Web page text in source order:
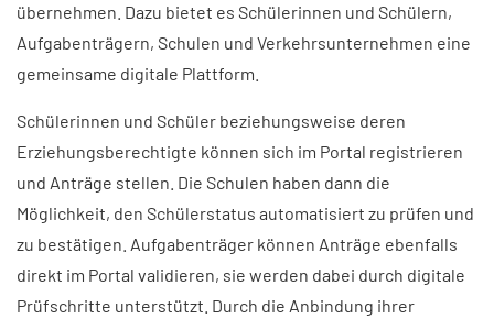
übernehmen. Dazu bietet es Schülerinnen und Schülern,
Aufgabenträgern, Schulen und Verkehrsunternehmen eine
gemeinsame digitale Plattform.
Schülerinnen und Schüler beziehungsweise deren
Erziehungsberechtigte können sich im Portal registrieren
und Anträge stellen. Die Schulen haben dann die
Möglichkeit, den Schülerstatus automatisiert zu prüfen und
zu bestätigen. Aufgabenträger können Anträge ebenfalls
direkt im Portal validieren, sie werden dabei durch digitale
Prüfschritte unterstützt. Durch die Anbindung ihrer